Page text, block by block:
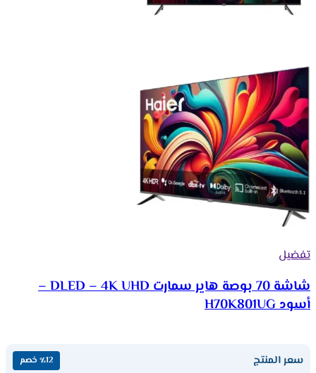
تفضيل
شاشة 70 بوصة هاير سمارت DLED – 4K UHD –
أسود H70K801UG
سعر المنتج ٪12 خصم